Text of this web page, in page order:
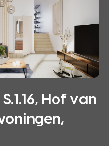
Hof van